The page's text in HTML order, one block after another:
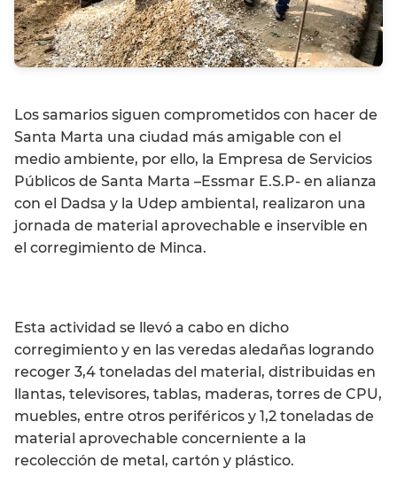
Los samarios siguen comprometidos con hacer de
Santa Marta una ciudad más amigable con el
medio ambiente, por ello, la Empresa de Servicios
Públicos de Santa Marta –Essmar E.S.P- en alianza
con el Dadsa y la Udep ambiental, realizaron una
jornada de material aprovechable e inservible en
el corregimiento de Minca.
Esta actividad se llevó a cabo en dicho
corregimiento y en las veredas aledañas logrando
recoger 3,4 toneladas del material, distribuidas en
llantas, televisores, tablas, maderas, torres de CPU,
muebles, entre otros periféricos y 1,2 toneladas de
material aprovechable concerniente a la
recolección de metal, cartón y plástico.